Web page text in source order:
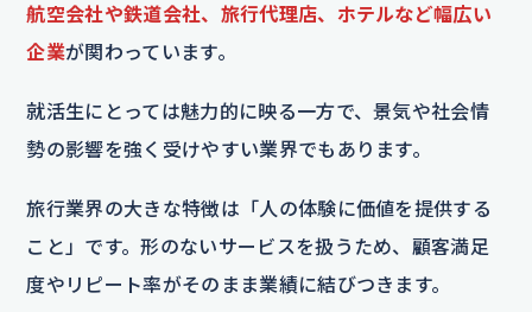
航空会社や鉄道会社、旅行代理店、ホテルなど幅広い
企業が関わっています。
就活生にとっては魅力的に映る一方で、景気や社会情
勢の影響を強く受けやすい業界でもあります。
旅行業界の大きな特徴は「人の体験に価値を提供する
こと」です。形のないサービスを扱うため、顧客満足
度やリピート率がそのまま業績に結びつきます。